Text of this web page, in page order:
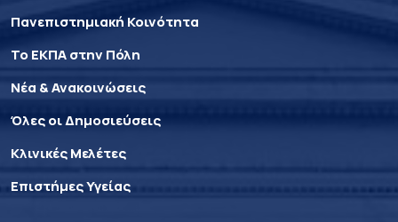
Πανεπιστημιακή Κοινότητα
Το ΕΚΠΑ στην Πόλη
Νέα & Ανακοινώσεις
Όλες οι Δημοσιεύσεις
Κλινικές Μελέτες
Επιστήμες Υγείας